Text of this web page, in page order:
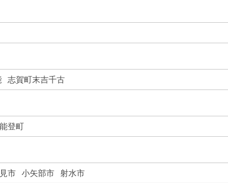
志賀町末吉千古
登町
市 小矢部市 射水市